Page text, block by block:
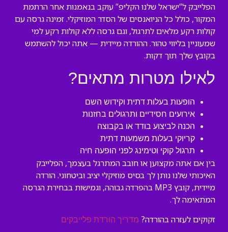
הפלייבק ל”ישראל שלנו הקליפ” עוקב בנאמנות אחר הרתמת
המקור, כולל כל הניואנסים של הסדר המוזיקלי. זמינה גרסה עם
קולות רקע מלאים לתרגול, וגם גרסה ללא קולות רקע למי
שמעוניין בליווי טהור. ההורדה מיידית — אתה יכול להשתמש
בקובץ שלך תוך דקות.
לאילו מטרות מתאים?
הופעות בעלות דתית וקידוש השם
אירועים חסידיים ותרגולים בחזנות
הכנה לביצוע בודד או בקבוצה
קריוקי בעלות משמעות דתית
תרגול קוקי וטימינג לפני הופעה חיה
בין אם אתה מקצוען או חובב המתרגל בעצמך, הפלייבק
האיכותי שלנו נותן לך בסיס מוזיקלי יציב וביטחוני. הורדה
מיידית, קובץ MP3 בהפרדה גבוהה, וגמישות בבחירת הגרסה
המתאימה לך.
זקוקים לעזרה בהורדה? מדריך הורדת פלייבקים